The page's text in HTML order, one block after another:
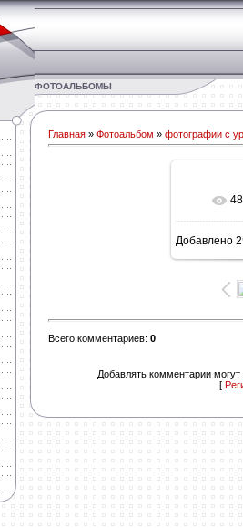
ФОТОАЛЬБОМЫ
Главная » Фотоальбом » фотографии с
В
Добавлено
Всего комментариев: 0
Добавлять комментарии могут
[